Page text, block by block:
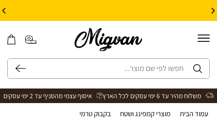
משלוח מהיר עד 6 ימי עסקים לכל הארץ איסוף עצמי מהסניף עד 2 ימי עסקים
עמוד הבית מוצרי קמפינג ושטח בקבוק טרמי